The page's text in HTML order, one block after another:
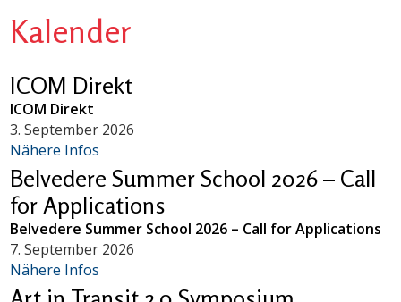
Kalender
ICOM Direkt
ICOM Direkt
3. September 2026
Nähere Infos
Belvedere Summer School 2026 – Call
for Applications
Belvedere Summer School 2026 – Call for Applications
7. September 2026
Nähere Infos